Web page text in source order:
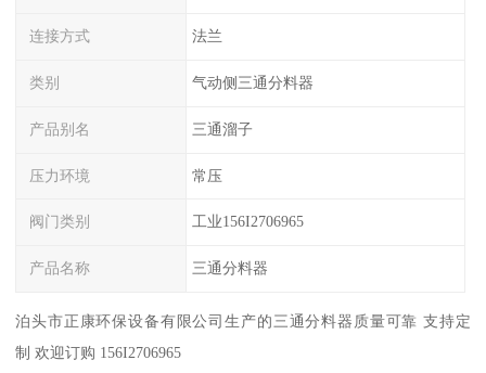
连接方式 法兰
类别 气动侧三通分料器
产品别名 三通溜子
压力环境 常压
阀门类别 工业156I2706965
产品名称 三通分料器
泊头市正康环保设备有限公司生产的三通分料器质量可靠 支持定
制 欢迎订购 156I2706965